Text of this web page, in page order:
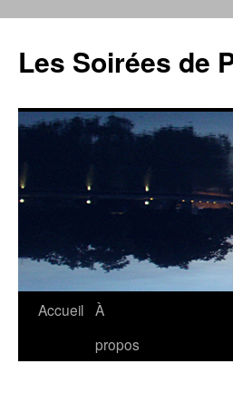
contenu
Les Soirées de
Accueil À
propos